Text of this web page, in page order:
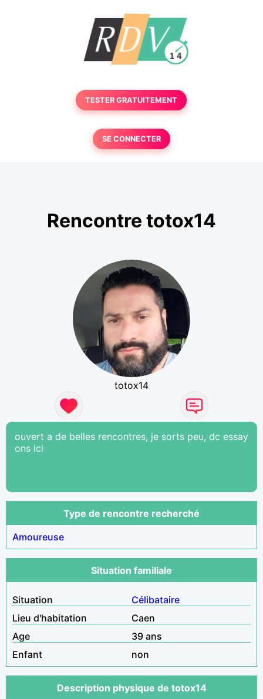
TESTER GRATUITEMENT
SE CONNECTER
Rencontre totox14
totox14
ouvert a de belles rencontres, je sorts peu, dc essay
ons ici
Type de rencontre recherché
Amoureuse
Situation familiale
Situation
Célibataire
Lieu d'habitation
Caen
Age
39 ans
Enfant
non
Description physique de totox14